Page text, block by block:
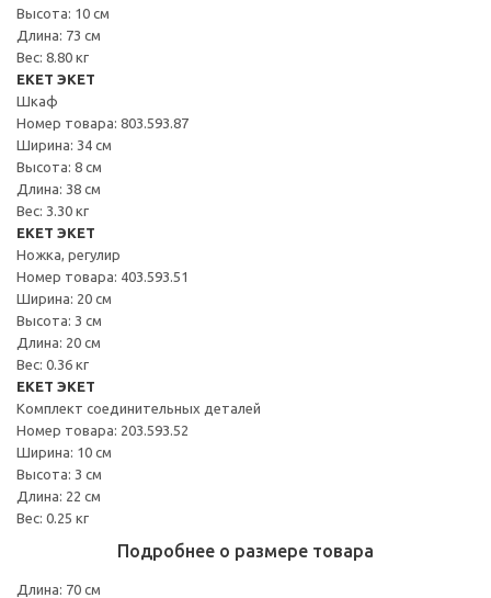
Высота: 10 см
Длина: 73 см
Вес: 8.80 кг
EKET ЭКЕТ
Шкаф
Номер товара: 803.593.87
Ширина: 34 см
Высота: 8 см
Длина: 38 см
Вес: 3.30 кг
EKET ЭКЕТ
Ножка, регулир
Номер товара: 403.593.51
Ширина: 20 см
Высота: 3 см
Длина: 20 см
Вес: 0.36 кг
EKET ЭКЕТ
Комплект соединительных деталей
Номер товара: 203.593.52
Ширина: 10 см
Высота: 3 см
Длина: 22 см
Вес: 0.25 кг
Подробнее о размере товара
Длина: 70 см